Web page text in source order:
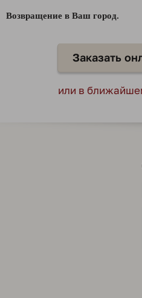
Возвращение в Ваш город.
Заказать
или в